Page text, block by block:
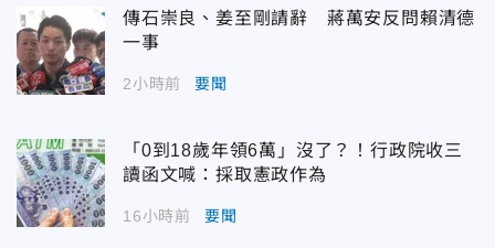
傳石崇良、姜至剛請辭 蔣萬安反問賴清德
一事
2小時前 要聞
「0到18歲年領6萬」沒了？！行政院收三
讀函文喊：採取憲政作為
16小時前 要聞